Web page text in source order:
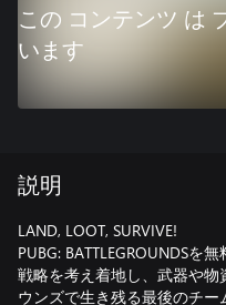
この コンテンツ は
います
説明
LAND, LOOT, SURVIVE!
PUBG: BATTLEGROUNDSを
戦略を考え着地し、武器や
ウンズで生き残る最後のチー